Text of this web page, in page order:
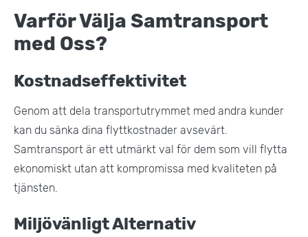
Varför Välja Samtransport
med Oss?
Kostnadseffektivitet
Genom att dela transportutrymmet med andra kunder
kan du sänka dina flyttkostnader avsevärt.
Samtransport är ett utmärkt val för dem som vill flytta
ekonomiskt utan att kompromissa med kvaliteten på
tjänsten​.
Miljövänligt Alternativ